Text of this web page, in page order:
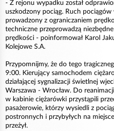
- Z rejonu wypadku został
uszkodzony pociąg. Ruch
prowadzony z ograniczaniem
techniczne przeprowadzą
prędkości - poinformował Karol
Kolejowe S.A.
Przypomnijmy, że do tego
9:00. Kierujący samochodem
działającej sygnalizacji świetlnej
Warszawa - Wrocław. Do
w kabinie ciężarówki przystąpili
pasażerowie, którzy wysiedli z
postronnych i przybyłych na
przeżył.